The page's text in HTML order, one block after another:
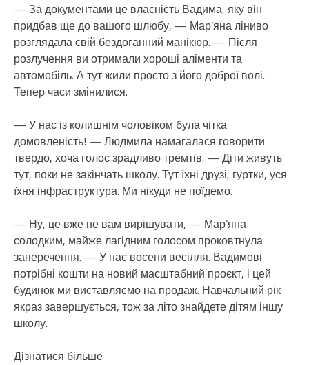
— За документами це власність Вадима, яку він
придбав ще до вашого шлюбу, — Мар’яна ліниво
розглядала свій бездоганний манікюр. — Після
розлучення ви отримали хороші аліменти та
автомобіль. А тут жили просто з його доброї волі.
Тепер часи змінилися.
— У нас із колишнім чоловіком була чітка
домовленість! — Людмила намагалася говорити
твердо, хоча голос зрадливо тремтів. — Діти живуть
тут, поки не закінчать школу. Тут їхні друзі, гуртки, уся
їхня інфраструктура. Ми нікуди не поїдемо.
— Ну, це вже не вам вирішувати, — Мар’яна
солодким, майже лагідним голосом проковтнула
заперечення. — У нас восени весілля. Вадимові
потрібні кошти на новий масштабний проєкт, і цей
будинок ми виставляємо на продаж. Навчальний рік
якраз завершується, тож за літо знайдете дітям іншу
школу.
Дізнатися більше